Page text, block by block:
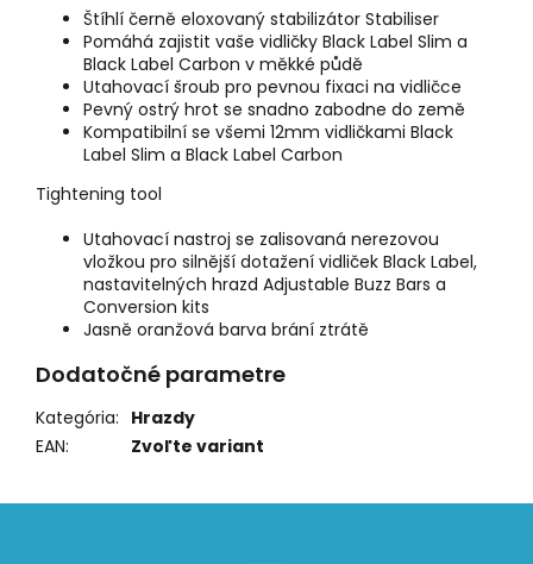
Štíhlí černě eloxovaný stabilizátor Stabiliser
Pomáhá zajistit vaše vidličky Black Label Slim a
Black Label Carbon v měkké půdě
Utahovací šroub pro pevnou fixaci na vidličce
Pevný ostrý hrot se snadno zabodne do země
Kompatibilní se všemi 12mm vidličkami Black
Label Slim a Black Label Carbon
Tightening tool
Utahovací nastroj se zalisovaná nerezovou
vložkou pro silnější dotažení vidliček Black Label,
nastavitelných hrazd Adjustable Buzz Bars a
Conversion kits
Jasně oranžová barva brání ztrátě
Dodatočné parametre
Kategória: Hrazdy
EAN: Zvoľte variant